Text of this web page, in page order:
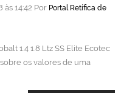
14:42 Por Portal Retífica de
1.4 1.8 Ltz SS Elite Ecotec
os valores de uma